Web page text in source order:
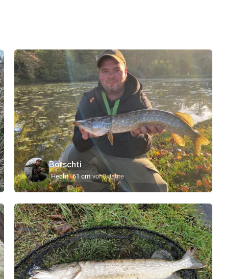
Borschti
Hecht 61 cm vor 3 Jahre